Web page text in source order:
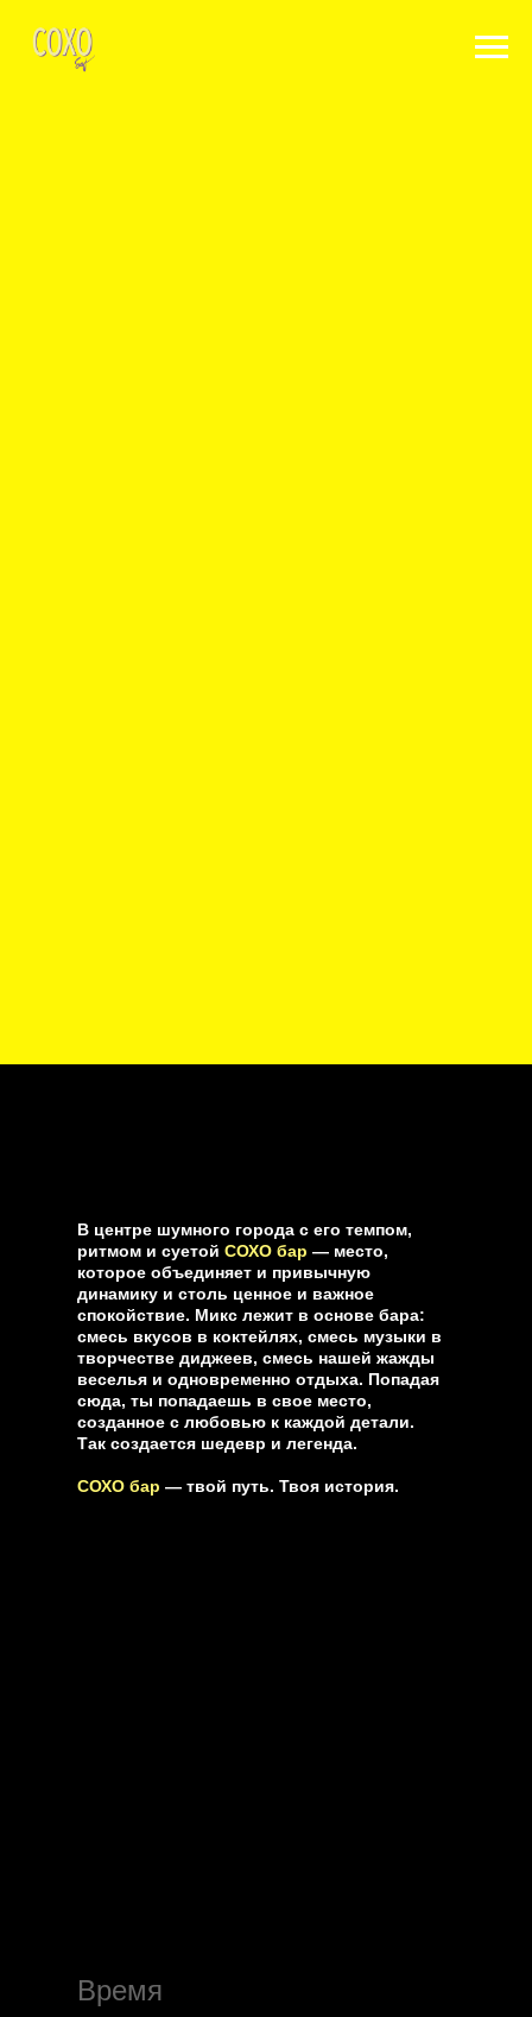
В центре шумного города с его темпом,
ритмом и суетой СОХО бар — место,
которое объединяет и привычную
динамику и столь ценное и важное
спокойствие. Микс лежит в основе бара:
смесь вкусов в коктейлях, смесь музыки в
творчестве диджеев, смесь нашей жажды
веселья и одновременно отдыха. Попадая
сюда, ты попадаешь в свое место,
созданное с любовью к каждой детали.
Так создается шедевр и легенда.
СОХО бар — твой путь. Твоя история.
Время